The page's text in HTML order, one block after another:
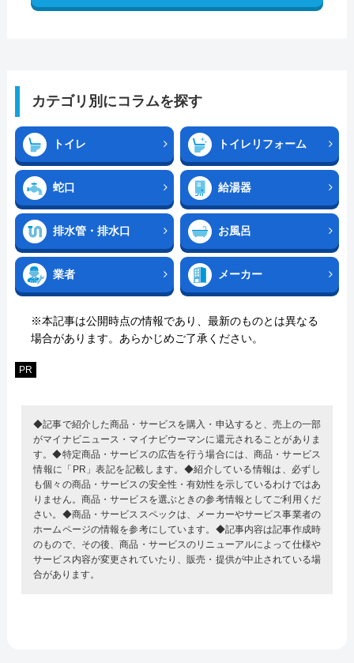
カテゴリ別にコラムを探す
トイレ トイレリフォーム
蛇口 給湯器
排水管・排水口 お風呂
業者 メーカー
※本記事は公開時点の情報であり、最新のものとは異なる
場合があります。あらかじめご了承ください。
PR
◆記事で紹介した商品・サービスを購入・申込すると、売上の一部
がマイナビニュース・マイナビウーマンに還元されることがありま
す。◆特定商品・サービスの広告を行う場合には、商品・サービス
情報に「PR」表記を記載します。◆紹介している情報は、必ずし
も個々の商品・サービスの安全性・有効性を示しているわけではあ
りません。商品・サービスを選ぶときの参考情報としてご利用くだ
さい。◆商品・サービススペックは、メーカーやサービス事業者の
ホームページの情報を参考にしています。◆記事内容は記事作成時
のもので、その後、商品・サービスのリニューアルによって仕様や
サービス内容が変更されていたり、販売・提供が中止されている場
合があります。